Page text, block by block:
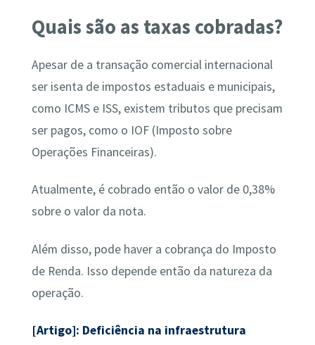
Quais são as taxas cobradas?
Apesar de a transação comercial internacional
ser isenta de impostos estaduais e municipais,
como ICMS e ISS, existem tributos que precisam
ser pagos, como o IOF (Imposto sobre
Operações Financeiras).
Atualmente, é cobrado então o valor de 0,38%
sobre o valor da nota.
Além disso, pode haver a cobrança do Imposto
de Renda. Isso depende então da natureza da
operação.
[Artigo]: Deficiência na infraestrutura